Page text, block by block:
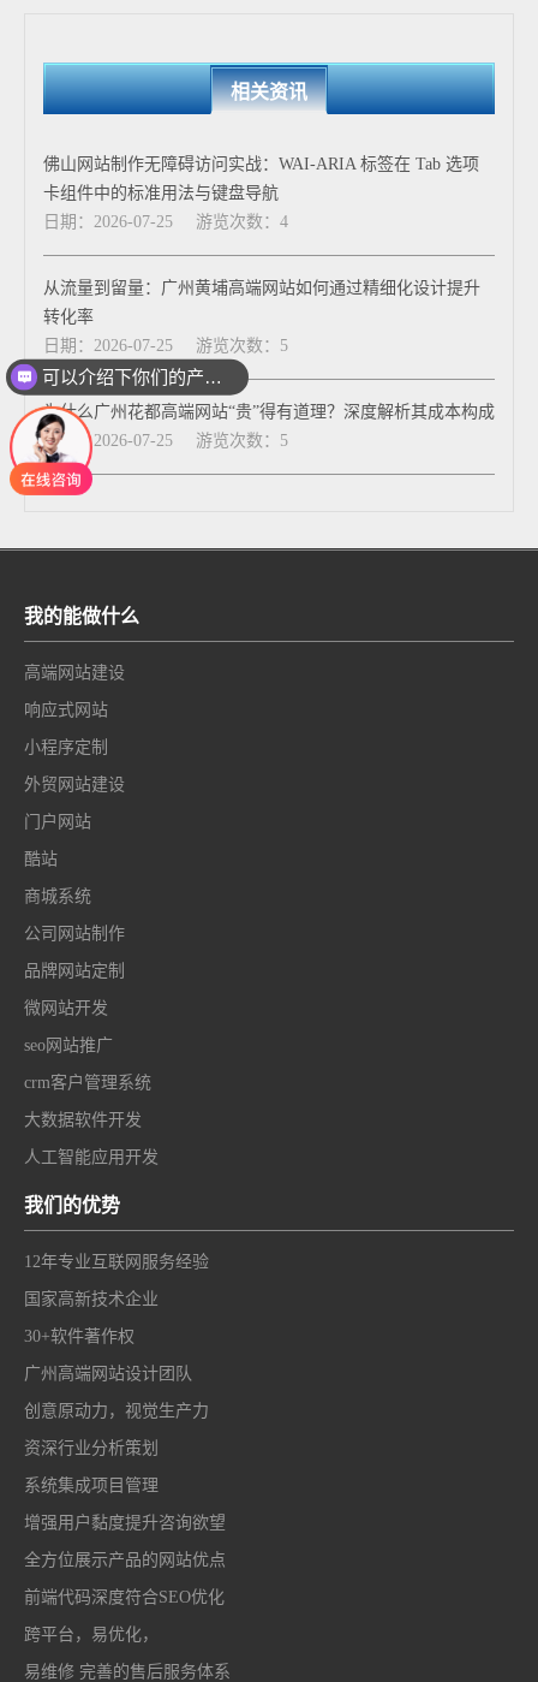
相关资讯
佛山网站制作无障碍访问实战：WAI-ARIA 标签在 Tab 选项
卡组件中的标准用法与键盘导航
日期：2026-07-25
游览次数：4
从流量到留量：广州黄埔高端网站如何通过精细化设计提升
转化率
日期：2026-07-25
游览次数：5
为什么广州花都高端网站“贵”得有道理？深度解析其成本构成
日期：2026-07-25
游览次数：5
我的能做什么
高端网站建设
响应式网站
小程序定制
外贸网站建设
门户网站
酷站
商城系统
公司网站制作
品牌网站定制
微网站开发
seo网站推广
crm客户管理系统
大数据软件开发
人工智能应用开发
我们的优势
12年专业互联网服务经验
国家高新技术企业
30+软件著作权
广州高端网站设计团队
创意原动力，视觉生产力
资深行业分析策划
系统集成项目管理
增强用户黏度提升咨询欲望
全方位展示产品的网站优点
前端代码深度符合SEO优化
跨平台，易优化，
易维修 完善的售后服务体系
可以介绍下你们的产品么